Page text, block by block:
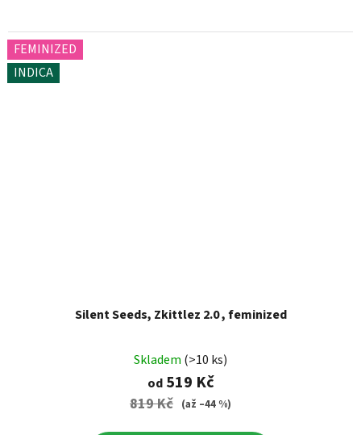
FEMINIZED
INDICA
Silent Seeds, Zkittlez 2.0 , feminized
Skladem (>10 ks)
od519 Kč
819 Kč (až –44 %)